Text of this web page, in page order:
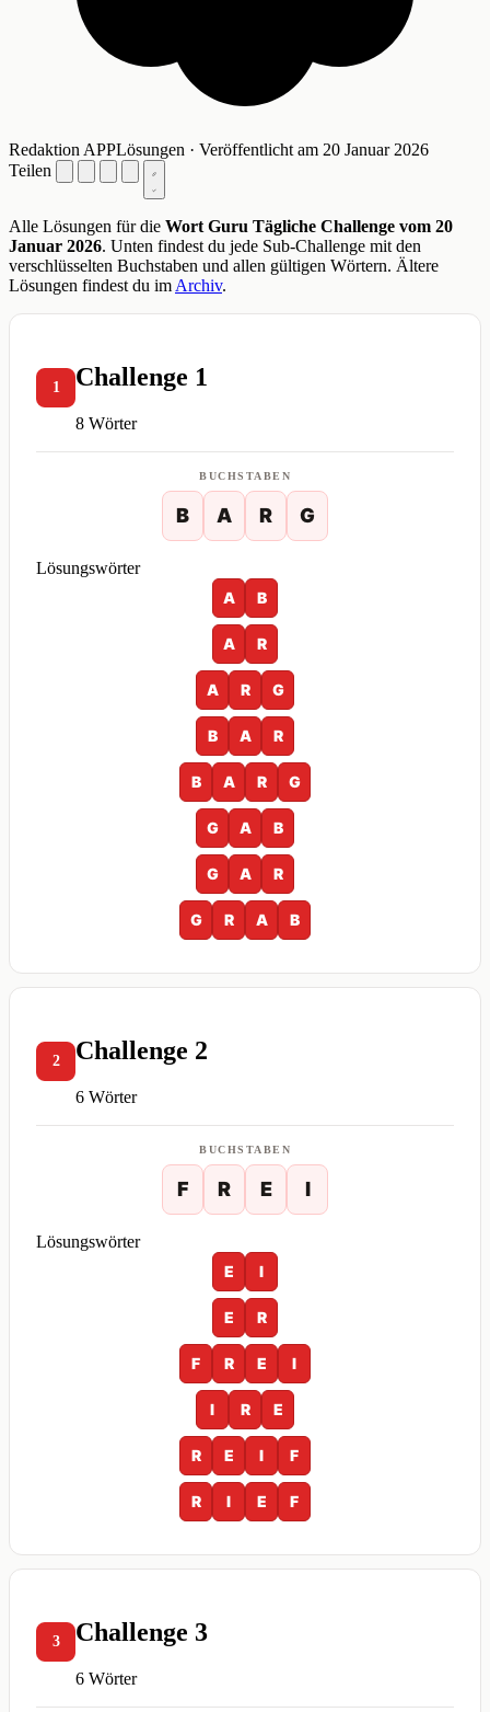
Redaktion APPLösungen · Veröffentlicht am 20 Januar 2026
Teilen
Alle Lösungen für die Wort Guru Tägliche Challenge vom 20
Januar 2026. Unten findest du jede Sub-Challenge mit den
verschlüsselten Buchstaben und allen gültigen Wörtern. Ältere
Lösungen findest du imArchiv.
1 Challenge 1
8 Wörter
BUCHSTABEN
B A R G
Lösungswörter
A
B
A R
A R G
B A R
B A R G
G A B
G A R
G R A B
2 Challenge 2
6 Wörter
BUCHSTABEN
F R E I
Lösungswörter
E
I
E R
F R E I
I R E
R E I F
R I E F
3 Challenge 3
6 Wörter